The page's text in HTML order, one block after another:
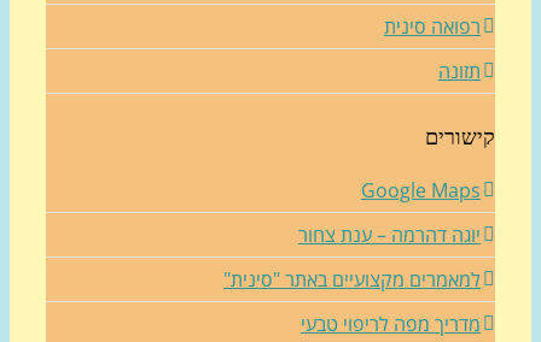
סינית
Google
דהרמה – ענת צחור
מקצועיים באתר "סינית"
מפה לריפוי טבעי